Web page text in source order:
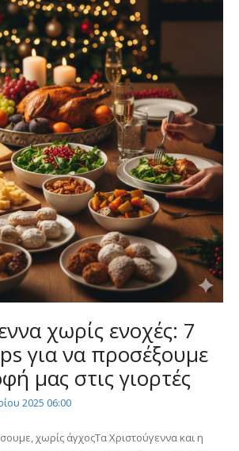
χωρίς ενοχές: 7
για να προσέξουμε
μας στις γιορτές
2025 06:00
χωρίς άγχοςΤα Χριστούγεννα και η